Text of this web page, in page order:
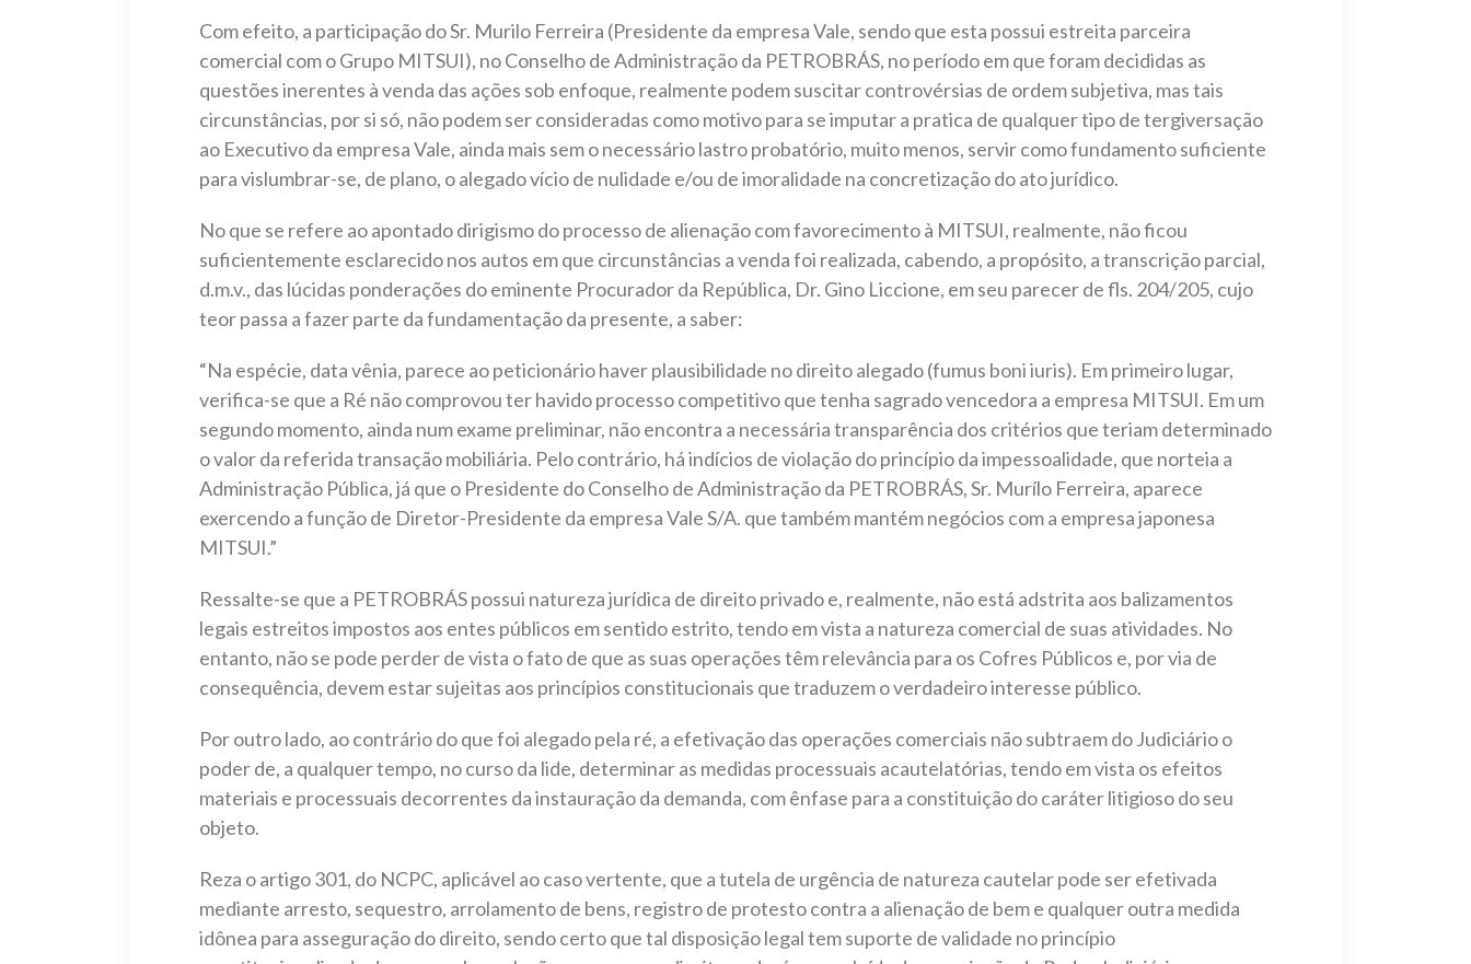
Com efeito, a participação do Sr. Murilo Ferreira (Presidente da empresa Vale, sendo que esta possui estreita parceira
comercial com o Grupo MITSUI), no Conselho de Administração da PETROBRÁS, no período em que foram decididas as
questões inerentes à venda das ações sob enfoque, realmente podem suscitar controvérsias de ordem subjetiva, mas tais
circunstâncias, por si só, não podem ser consideradas como motivo para se imputar a pratica de qualquer tipo de tergiversação
ao Executivo da empresa Vale, ainda mais sem o necessário lastro probatório, muito menos, servir como fundamento suficiente
para vislumbrar-se, de plano, o alegado vício de nulidade e/ou de imoralidade na concretização do ato jurídico.
No que se refere ao apontado dirigismo do processo de alienação com favorecimento à MITSUI, realmente, não ficou
suficientemente esclarecido nos autos em que circunstâncias a venda foi realizada, cabendo, a propósito, a transcrição parcial,
d.m.v., das lúcidas ponderações do eminente Procurador da República, Dr. Gino Liccione, em seu parecer de fls. 204/205, cujo
teor passa a fazer parte da fundamentação da presente, a saber:
“Na espécie, data vênia, parece ao peticionário haver plausibilidade no direito alegado (fumus boni iuris). Em primeiro lugar,
verifica-se que a Ré não comprovou ter havido processo competitivo que tenha sagrado vencedora a empresa MITSUI. Em um
segundo momento, ainda num exame preliminar, não encontra a necessária transparência dos critérios que teriam determinado
o valor da referida transação mobiliária. Pelo contrário, há indícios de violação do princípio da impessoalidade, que norteia a
Administração Pública, já que o Presidente do Conselho de Administração da PETROBRÁS, Sr. Murílo Ferreira, aparece
exercendo a função de Diretor-Presidente da empresa Vale S/A. que também mantém negócios com a empresa japonesa
MITSUI.”
Ressalte-se que a PETROBRÁS possui natureza jurídica de direito privado e, realmente, não está adstrita aos balizamentos
legais estreitos impostos aos entes públicos em sentido estrito, tendo em vista a natureza comercial de suas atividades. No
entanto, não se pode perder de vista o fato de que as suas operações têm relevância para os Cofres Públicos e, por via de
consequência, devem estar sujeitas aos princípios constitucionais que traduzem o verdadeiro interesse público.
Por outro lado, ao contrário do que foi alegado pela ré, a efetivação das operações comerciais não subtraem do Judiciário o
poder de, a qualquer tempo, no curso da lide, determinar as medidas processuais acautelatórias, tendo em vista os efeitos
materiais e processuais decorrentes da instauração da demanda, com ênfase para a constituição do caráter litigioso do seu
objeto.
Reza o artigo 301, do NCPC, aplicável ao caso vertente, que a tutela de urgência de natureza cautelar pode ser efetivada
mediante arresto, sequestro, arrolamento de bens, registro de protesto contra a alienação de bem e qualquer outra medida
idônea para asseguração do direito, sendo certo que tal disposição legal tem suporte de validade no princípio